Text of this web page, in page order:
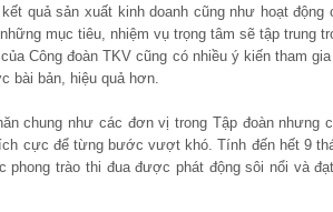
quả sản xuất kinh doanh cũng như hoạt động
mục tiêu, nhiệm vụ trọng tâm sẽ tập trung
Công đoàn TKV cũng có nhiều ý kiến tham
bài bản, hiệu quả hơn.
chung như các đơn vị trong Tập đoàn nhưng
cực để từng bước vượt khó. Tính đến hết 9
phong trào thi đua được phát động sôi nổi và